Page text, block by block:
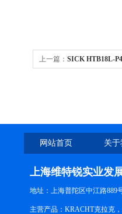
上一篇： SICK HTB18L-
网站首页 关
上海维特锐实业发
地址：上海普陀区中江路889
主营产品：KRACHT克拉克